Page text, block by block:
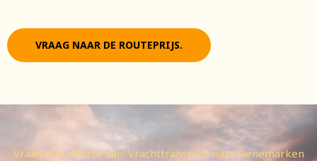
VRAAG NAAR DE ROUTEPRIJS.
Vraag een offerte aan: Vrachttransport naar Denemarken